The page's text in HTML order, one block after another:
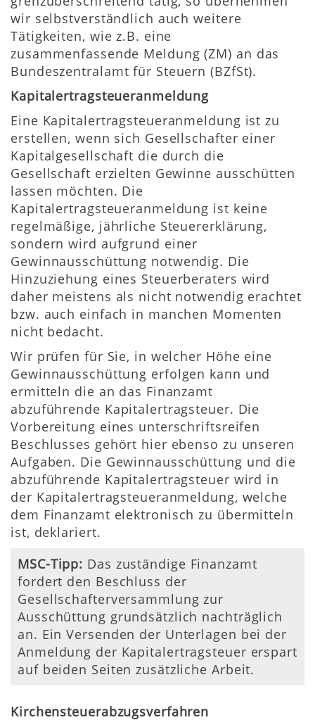
wir selbstverständlich auch weitere
Tätigkeiten, wie z.B. eine
zusammenfassende Meldung (ZM) an das
Bundeszentralamt für Steuern (BZfSt).
Kapitalertragsteueranmeldung
Eine Kapitalertragsteueranmeldung ist zu
erstellen, wenn sich Gesellschafter einer
Kapitalgesellschaft die durch die
Gesellschaft erzielten Gewinne ausschütten
lassen möchten. Die
Kapitalertragsteueranmeldung ist keine
regelmäßige, jährliche Steuererklärung,
sondern wird aufgrund einer
Gewinnausschüttung notwendig. Die
Hinzuziehung eines Steuerberaters wird
daher meistens als nicht notwendig erachtet
bzw. auch einfach in manchen Momenten
nicht bedacht.
Wir prüfen für Sie, in welcher Höhe eine
Gewinnausschüttung erfolgen kann und
ermitteln die an das Finanzamt
abzuführende Kapitalertragsteuer. Die
Vorbereitung eines unterschriftsreifen
Beschlusses gehört hier ebenso zu unseren
Aufgaben. Die Gewinnausschüttung und die
abzuführende Kapitalertragsteuer wird in
der Kapitalertragsteueranmeldung, welche
dem Finanzamt elektronisch zu übermitteln
ist, deklariert.
MSC-Tipp: Das zuständige Finanzamt
fordert den Beschluss der
Gesellschafterversammlung zur
Ausschüttung grundsätzlich nachträglich
an. Ein Versenden der Unterlagen bei der
Anmeldung der Kapitalertragsteuer erspart
auf beiden Seiten zusätzliche Arbeit.
Kirchensteuerabzugsverfahren